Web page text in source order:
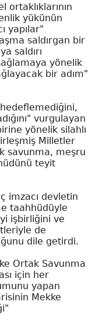
ortaklıklarının
yükünün
yapılar"
saldırgan bir
saldırı
yönelik
bir adım"
vurgulayan
yönelik silahlı
Milletler
savunma, meşru
teyit
imzacı devletin
taahhüdüyle
işbirliğini ve
de
dile getirdi.
Ortak Savunma
için her
yapan
Mekke